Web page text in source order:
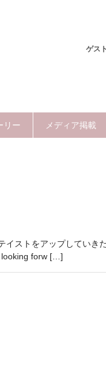
ゲスト
リー メディア掲載
ストをアップしていき
looking forw […]